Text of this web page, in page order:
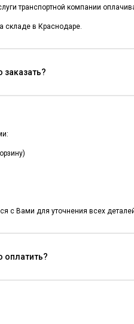
транспортной компании
складе в Краснодаре.
с Вами для уточнения всех
оплатить?